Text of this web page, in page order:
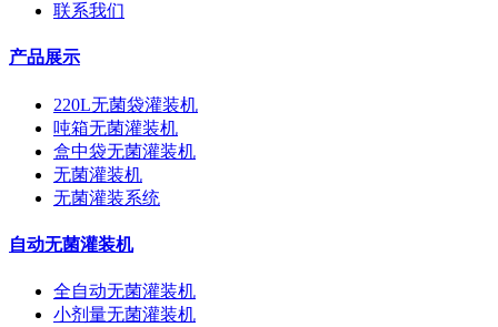
联系我们
产品展示
220L无菌袋灌装机
吨箱无菌灌装机
盒中袋无菌灌装机
无菌灌装机
无菌灌装系统
自动无菌灌装机
全自动无菌灌装机
小剂量无菌灌装机